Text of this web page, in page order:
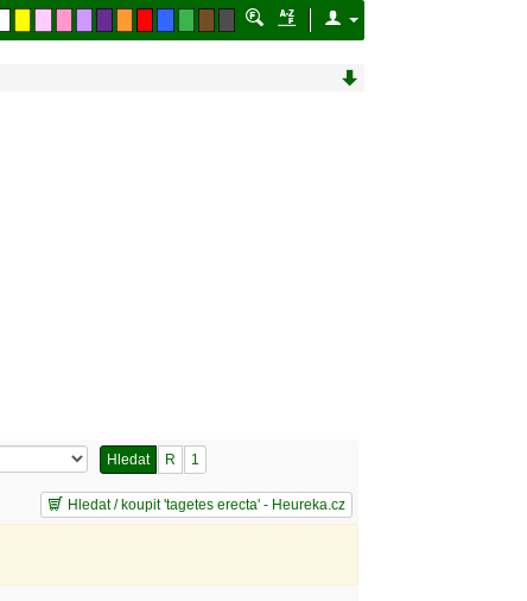
Hledat R 1
Hledat / koupit 'tagetes erecta' - Heureka.cz